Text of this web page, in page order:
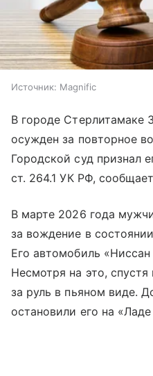
Источник: Magnific
В городе Стерлитамаке
осужден за повторное
Городской суд признал
ст. 264.1 УК РФ,
В марте 2026 года
за вождение в
Его автомобиль
Несмотря на это,
за руль в пьяном виде.
остановили его на